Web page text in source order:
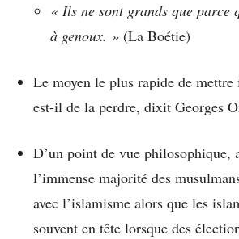
« Ils ne sont grands que parce
à genoux. » (La Boétie)
Le moyen le plus rapide de mettre
est-il de la perdre, dixit Georges
D’un point de vue philosophique,
l’immense majorité des
avec l’islamisme alors que les
souvent en tête lorsque des